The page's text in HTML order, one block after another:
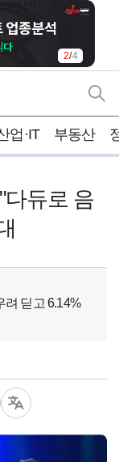
2/4
업·IT 부동산
다듀로 음
려 딛고 6.14%